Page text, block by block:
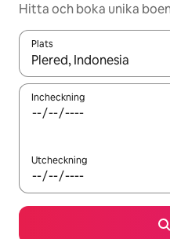
Hitta och boka unika
Plats
När resultaten är
Incheckning
Utcheckning